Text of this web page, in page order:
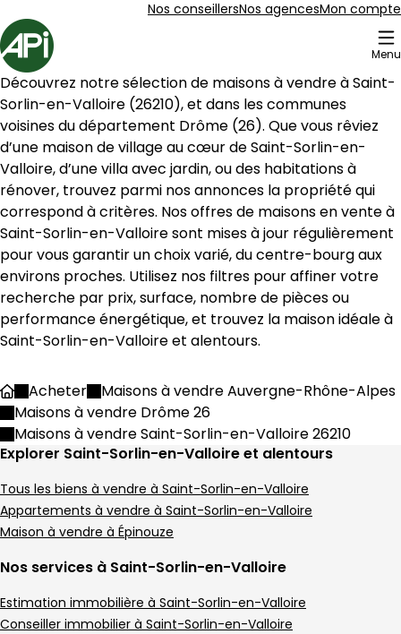
Nos conseillersNos agencesMon compte
Accueil
Menu
1 Maisons à vendre à Saint-Sorlin-en-Valloire (26210)
74 m² 4 pièces Saint-Sorlin-en-
Aller à l'image1
Aller à l'image2
Aller à l'image3
Aller à l'image4
Aller à l'image5
Saint-Sorlin-en-Valloire - 26210
Maison • 4 pièces • 74 m²
DPE :
D 3 chambres
,
Terrain 295 m²
Découvrez notre sélection de maisons à vendre à Saint-
Sorlin-en-Valloire (26210), et dans les communes
voisines du département Drôme (26). Que vous rêviez
d’une maison de village au cœur de Saint-Sorlin-en-
Valloire, d’une villa avec jardin, ou des habitations à
rénover, trouvez parmi nos annonces la propriété qui
Saint-Sorlin-en-Valloire sont mises à jour régulièrement
pour vous garantir un choix varié, du centre-bourg aux
environs proches. Utilisez nos filtres pour affiner votre
recherche par prix, surface, nombre de pièces ou
Saint-Sorlin-en-Valloire et alentours.
AccueilAcheter
Maisons à vendre Auvergne-Rhône-Alpes
Maisons à vendre Drôme 26
Maisons à vendre Saint-Sorlin-en-Valloire 26210
Explorer Saint-Sorlin-en-Valloire et alentours
Tous les biens à vendre à Saint-Sorlin-en-Valloire
Appartements à vendre à Saint-Sorlin-en-Valloire
Maison à vendre à Épinouze
Nos services à Saint-Sorlin-en-Valloire
Estimation immobilière à Saint-Sorlin-en-Valloire
Conseiller immobilier à Saint-Sorlin-en-Valloire